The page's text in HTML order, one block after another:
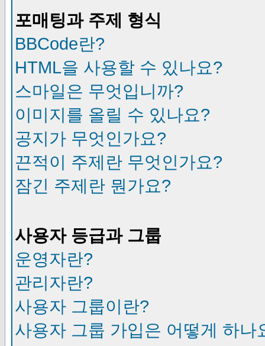
포매팅과 주제 형식
BBCode란?
HTML을 사용할 수 있나요?
스마일은 무엇입니까?
이미지를 올릴 수 있나요?
공지가 무엇인가요?
끈적이 주제란 무엇인가요?
잠긴 주제란 뭔가요?
사용자 등급과 그룹
운영자란?
관리자란?
사용자 그룹이란?
사용자 그룹 가입은 어떻게 하나